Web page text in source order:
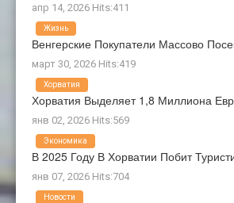
апр 14, 2026 Hits:411
Венгерские Покупатели Массово
март 30, 2026 Hits:419
Жизнь
Хорватия Выделяет 1,8 Миллиона
янв 02, 2026 Hits:569
Хорватия
В 2025 Году В Хорватии Побит
янв 07, 2026 Hits:704
Экономика
Новости